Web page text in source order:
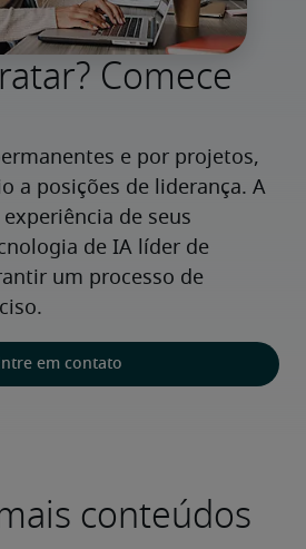
Comece
e por projetos,
a posições de liderança. A
de seus
de IA líder de
um processo de
em contato
conteúdos